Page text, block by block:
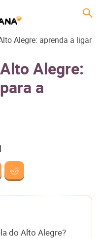
Alegre: aprenda a ligar
Alegre:
a
do Alto Alegre?